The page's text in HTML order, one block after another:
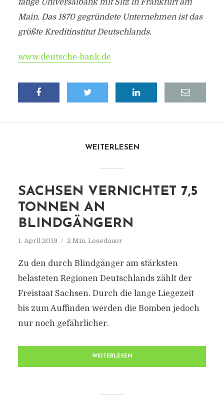
tätige Universalbank mit Sitz in Frankfurt am
Main. Das 1870 gegründete Unternehmen ist das
größte Kreditinstitut Deutschlands.
www.deutsche-bank.de
WEITERLESEN
SACHSEN VERNICHTET 7,5
TONNEN AN
BLINDGÄNGERN
1. April 2019 2 Min. Lesedauer
Zu den durch Blindgänger am stärksten
belasteten Regionen Deutschlands zählt der
Freistaat Sachsen. Durch die lange Liegezeit
bis zum Auffinden werden die Bomben jedoch
nur noch gefährlicher.
WEITERLESEN